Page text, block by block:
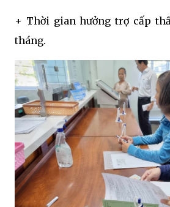
+ Thời gian hưởng trợ cấp
tháng.